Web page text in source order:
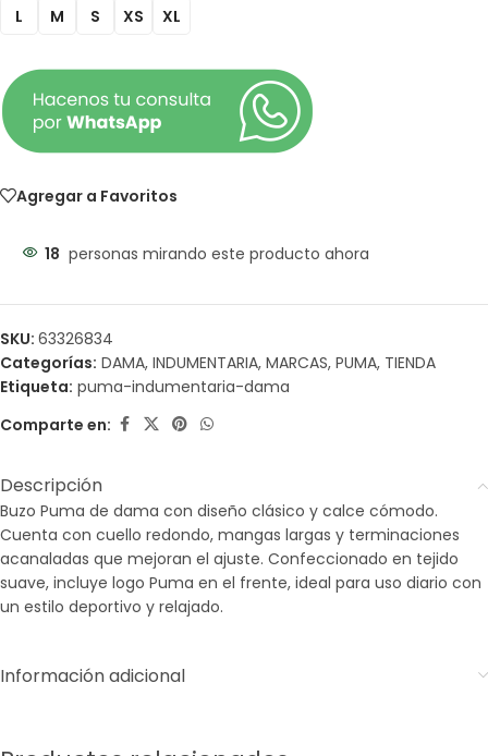
L M S XS XL
Agregar a Favoritos
18 personas mirando este producto ahora
SKU: 63326834
Categorías: DAMA, INDUMENTARIA, MARCAS, PUMA, TIENDA
Etiqueta: puma-indumentaria-dama
Comparte en:
Descripción
Buzo Puma de dama con diseño clásico y calce cómodo.
Cuenta con cuello redondo, mangas largas y terminaciones
acanaladas que mejoran el ajuste. Confeccionado en tejido
suave, incluye logo Puma en el frente, ideal para uso diario con
un estilo deportivo y relajado.
Información adicional